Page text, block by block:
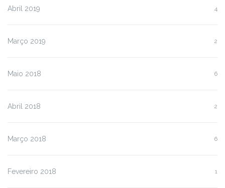
Abril 2019 4
Março 2019 2
Maio 2018 6
Abril 2018 2
Março 2018 6
Fevereiro 2018 1